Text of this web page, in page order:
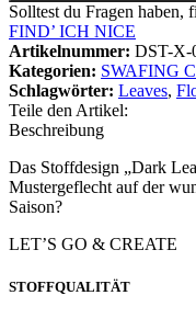
Solltest du Fragen haben,
FIND’ ICH NICE
Artikelnummer: DST-X-
Kategorien: SWAFING
Schlagwörter: Leaves,
Teile den Artikel:
Beschreibung
Das Stoffdesign „Dark
Mustergeflecht auf der
Saison?
LET’S GO & CREATE
STOFFQUALITÄT